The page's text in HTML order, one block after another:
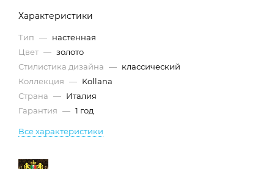
Характеристики
Тип — настенная
Цвет — золото
Стилистика дизайна — классический
Коллекция — Kollana
Страна — Италия
Гарантия — 1 год
Все характеристики